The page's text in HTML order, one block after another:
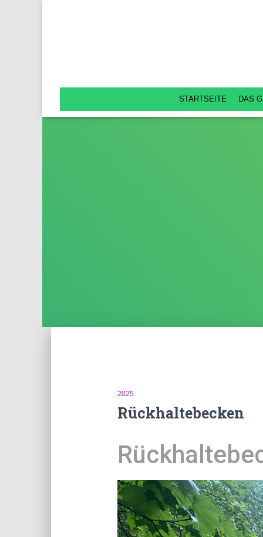
STARTSEITE DAS
2025
Rückhaltebecken